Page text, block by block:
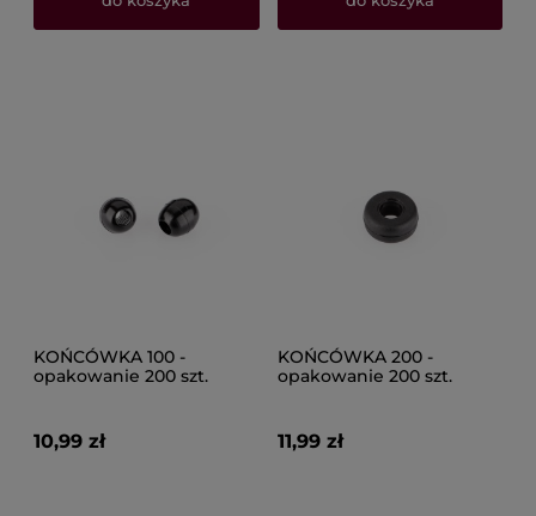
KOŃCÓWKA 100 -
opakowanie 200 szt.
10,99 zł
KOŃCÓWKA 200 -
opakowanie 200 szt.
11,99 zł